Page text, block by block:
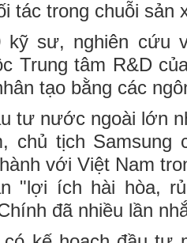
tác trong chuỗi sản
kỹ sư, nghiên cứu
Trung tâm R&D
tạo bằng các
tư nước ngoài lớn
chủ tịch Samsung
với Việt Nam
"lợi ích hài hòa,
đã nhiều lần